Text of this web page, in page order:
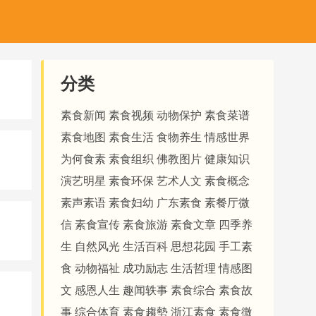
分类
素食新闻 素食视频 动物保护 素食菜谱
素食地图 素食生活 食物养生 情感世界
为何食素 素食组织 佛教图片 健康知识
演艺明星 素食环保 艺术人文 素食概念
素声素语 素食妇幼 广东素食 素餐厅微
信 素食宣传 素食旅游 素食文章 四季养
生 自然风光 生活百科 思想花园 手工素
食 动物福祉 成功励志 生活哲理 情感图
文 感恩人生 趣闻轶事 素食综合 素食故
事 综合体育 素食趨勢 浙江素食 素食微